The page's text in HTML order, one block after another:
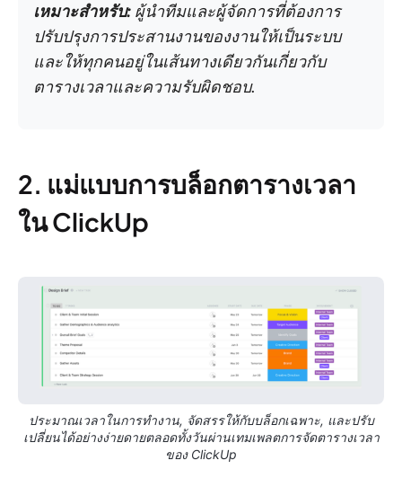
เหมาะสำหรับ: ผู้นำทีมและผู้จัดการที่ต้องการ
ปรับปรุงการประสานงานของงานให้เป็นระบบ
และให้ทุกคนอยู่ในเส้นทางเดียวกันเกี่ยวกับ
ตารางเวลาและความรับผิดชอบ.
2. แม่แบบการบล็อกตารางเวลา
ใน ClickUp
ประมาณเวลาในการทำงาน, จัดสรรให้กับบล็อกเฉพาะ, และปรับ
เปลี่ยนได้อย่างง่ายดายตลอดทั้งวันผ่านเทมเพลตการจัดตารางเวลา
ของ ClickUp